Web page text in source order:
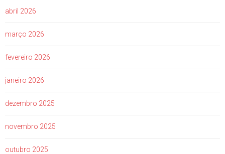
abril 2026
março 2026
fevereiro 2026
janeiro 2026
dezembro 2025
novembro 2025
outubro 2025